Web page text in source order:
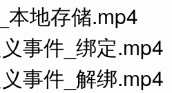
本地存储.mp4
事件_绑定.mp4
事件_解绑.mp4